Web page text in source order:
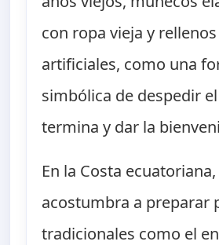
con ropa vieja y
artificiales, como una
simbólica de despedir
termina y dar la
En la Costa
acostumbra a preparar
tradicionales como el